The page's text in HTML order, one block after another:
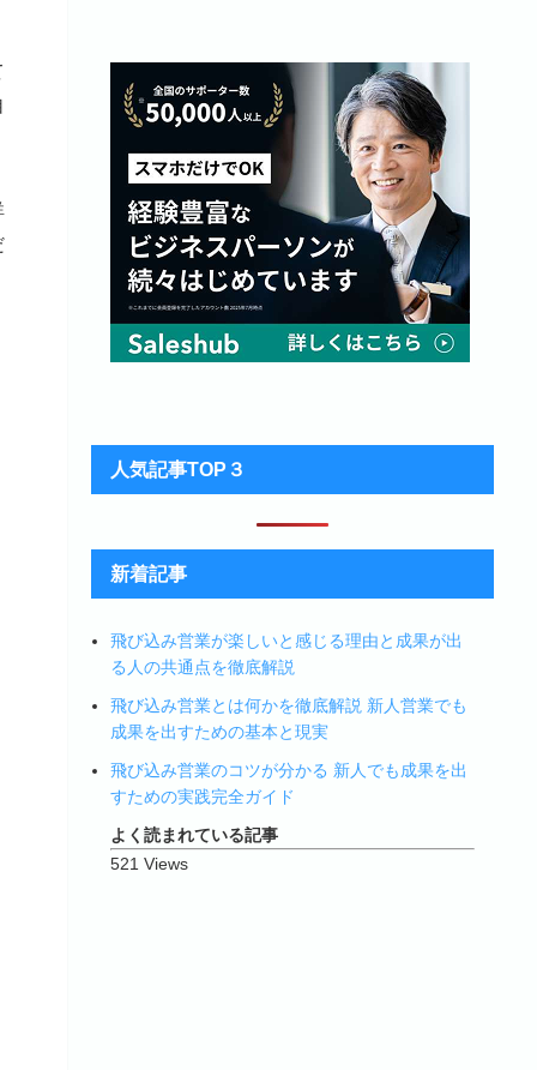
人気記事TOP３
新着記事
飛び込み営業が楽しいと感じる理由と成果が出
る人の共通点を徹底解説
飛び込み営業とは何かを徹底解説 新人営業でも
成果を出すための基本と現実
飛び込み営業のコツが分かる 新人でも成果を出
すための実践完全ガイド
よく読まれている記事
521 Views